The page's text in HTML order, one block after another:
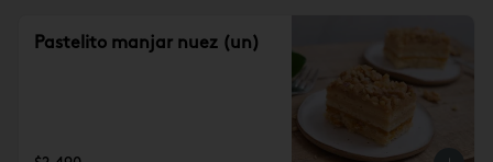
Pastelito manjar nuez (un)